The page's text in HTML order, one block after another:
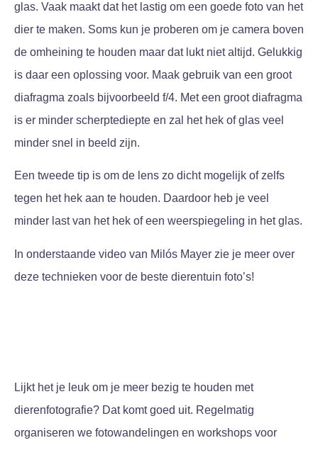
glas. Vaak maakt dat het lastig om een goede foto van het
dier te maken. Soms kun je proberen om je camera boven
de omheining te houden maar dat lukt niet altijd. Gelukkig
is daar een oplossing voor. Maak gebruik van een groot
diafragma zoals bijvoorbeeld f/4. Met een groot diafragma
is er minder scherptediepte en zal het hek of glas veel
minder snel in beeld zijn.
Een tweede tip is om de lens zo dicht mogelijk of zelfs
tegen het hek aan te houden. Daardoor heb je veel
minder last van het hek of een weerspiegeling in het glas.
In onderstaande video van Milós Mayer zie je meer over
deze technieken voor de beste dierentuin foto’s!
Lijkt het je leuk om je meer bezig te houden met
dierenfotografie? Dat komt goed uit. Regelmatig
organiseren we fotowandelingen en workshops voor